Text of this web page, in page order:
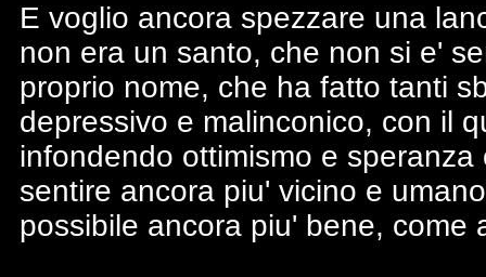
E voglio ancora spezzare una
non era un santo, che non si e'
proprio nome, che ha fatto tanti
depressivo e malinconico, con il
infondendo ottimismo e
sentire ancora piu' vicino e
possibile ancora piu' bene, come